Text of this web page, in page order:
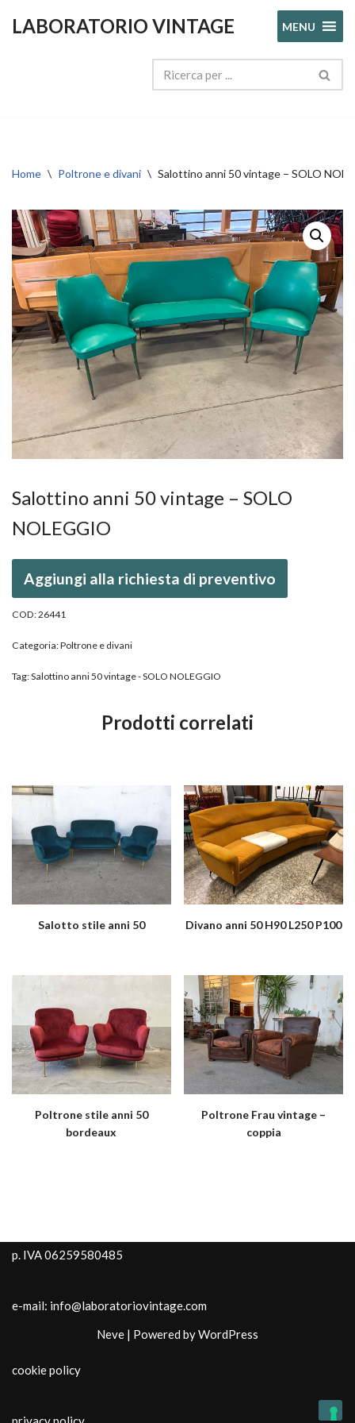
LABORATORIO VINTAGE MENU
Home \ Poltrone e divani \ Salottino anni 50 vintage – SOLO
Salottino anni 50 vintage – SOLO
NOLEGGIO
Aggiungi alla richiesta di preventivo
COD:26441
Categoria:Poltrone e divani
Tag:Salottino anni 50 vintage - SOLO NOLEGGIO
Prodotti correlati
Salotto stile anni 50 Divano anni 50 H90 L250 P100
Poltrone stile anni 50
bordeaux
Poltrone Frau vintage –
coppia
p. IVA 06259580485
e-mail: info@laboratoriovintage.com
Neve | Powered byWordPress
cookie policy